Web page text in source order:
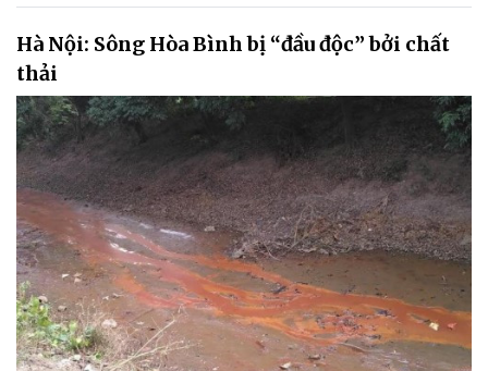
Hà Nội: Sông Hòa Bình bị “đầu độc” bởi chất
thải